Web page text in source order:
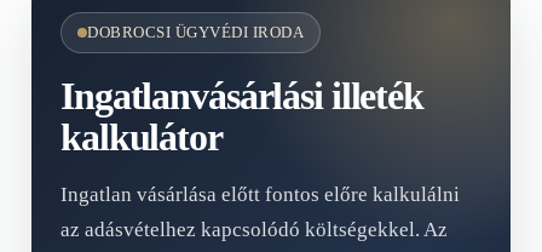
DOBROCSI ÜGYVÉDI IRODA
Ingatlanvásárlási illeték
kalkulátor
Ingatlan vásárlása előtt fontos előre kalkulálni
az adásvételhez kapcsolódó költségekkel. Az